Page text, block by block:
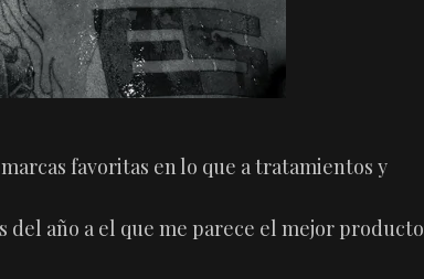
favoritas en lo que a tratamientos y
del año a el que me parece el mejor producto